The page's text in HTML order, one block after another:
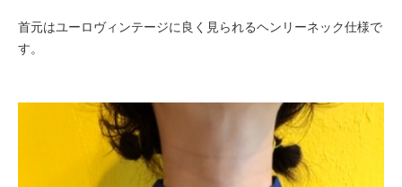
首元はユーロヴィンテージに良く見られるヘンリーネック仕様で
す。